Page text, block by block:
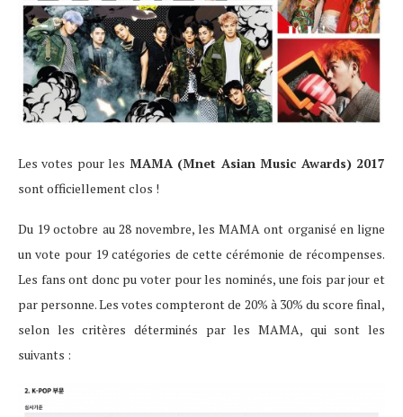
Les votes pour les MAMA (Mnet Asian Music Awards) 2017
sont officiellement clos !
Du 19 octobre au 28 novembre, les MAMA ont organisé en ligne
un vote pour 19 catégories de cette cérémonie de récompenses.
Les fans ont donc pu voter pour les nominés, une fois par jour et
par personne. Les votes compteront de 20% à 30% du score final,
selon les critères déterminés par les MAMA, qui sont les
suivants :